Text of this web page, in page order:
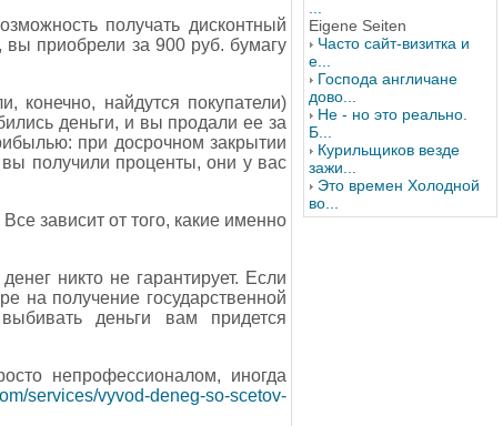
получать дисконтный
приобрели за 900 руб. бумагу
конечно, найдутся покупатели)
деньги, и вы продали ее за
при досрочном закрытии
получили проценты, они у вас
зависит от того, какие именно
никто не гарантирует. Если
на получение государственной
деньги вам придется
непрофессионалом, иногда
services/vyvod-deneg-so-scetov-
Eigene Seiten
Часто сайт-визитка и
е...
Господа англичане
дово...
Не - но это реально.
Б...
Курильщиков везде
зажи...
Это времен Холодной
во...